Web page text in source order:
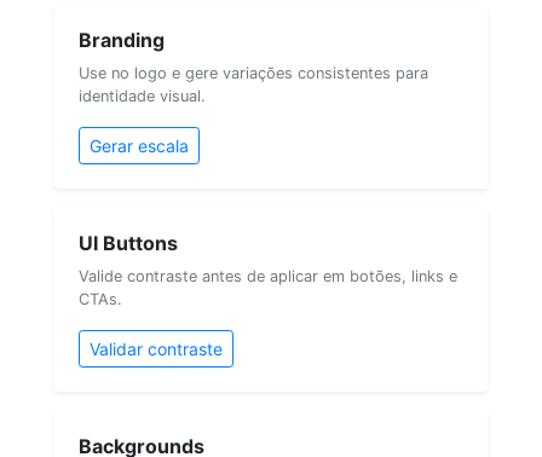
Branding
Use no logo e gere variações consistentes para
identidade visual.
Gerar escala
UI Buttons
Valide contraste antes de aplicar em botões, links e
CTAs.
Validar contraste
Backgrounds